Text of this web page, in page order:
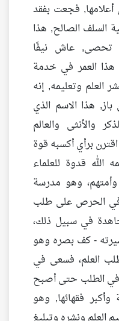
أعلامها, فجعت بفقد
السلف الصالح, هذا
تحصى, عاش نيفًا
العمر في خدمة
العلم وتعليمه, إنه
باز, هذا الاسم الذي
والأنثى والعالم
برأي أكسبه قوة
الله قدوة للعلماء
وأمتهم، وهو مدرسة
في الحرص على طلب
في سبيل ذلك،
- كف بصره وهو
العلم، فسعى في
الطلب حتى أصبح
وأكبر فقهائها, وهو